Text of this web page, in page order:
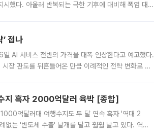
했다. 아울러 반복되는 극한 기후에 대비해 폭염 대응
접나
AI 서비스 전반의 가격을 대폭 인상한다고 예고했다.
장 판도를 뒤흔들어온 만큼 이례적인 전략 변화로 평
지 흑자 2000억달러 육박 [종합]
억달러대 여행수지도 두 달 연속 흑자 '역대 2
는 '반도체 수출' 날개를 달고 훨훨 날고 있다. 역대